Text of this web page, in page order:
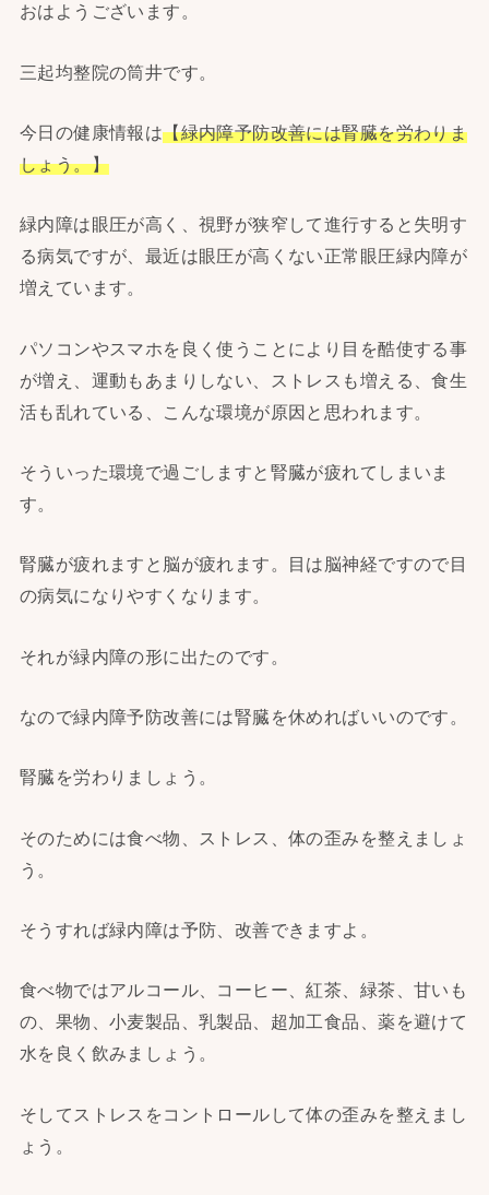
おはようございます。
三起均整院の筒井です。
今日の健康情報は【緑内障予防改善には腎臓を労わりま
しょう。】
緑内障は眼圧が高く、視野が狭窄して進行すると失明す
る病気ですが、最近は眼圧が高くない正常眼圧緑内障が
増えています。
パソコンやスマホを良く使うことにより目を酷使する事
が増え、運動もあまりしない、ストレスも増える、食生
活も乱れている、こんな環境が原因と思われます。
そういった環境で過ごしますと腎臓が疲れてしまいま
す。
腎臓が疲れますと脳が疲れます。目は脳神経ですので目
の病気になりやすくなります。
それが緑内障の形に出たのです。
なので緑内障予防改善には腎臓を休めればいいのです。
腎臓を労わりましょう。
そのためには食べ物、ストレス、体の歪みを整えましょ
う。
そうすれば緑内障は予防、改善できますよ。
食べ物ではアルコール、コーヒー、紅茶、緑茶、甘いも
の、果物、小麦製品、乳製品、超加工食品、薬を避けて
水を良く飲みましょう。
そしてストレスをコントロールして体の歪みを整えまし
ょう。